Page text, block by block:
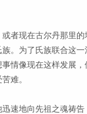
者现在古尔丹那里的
。为了氏族联合这一
情像现在这样发展，
难。
速地向先祖之魂祷告